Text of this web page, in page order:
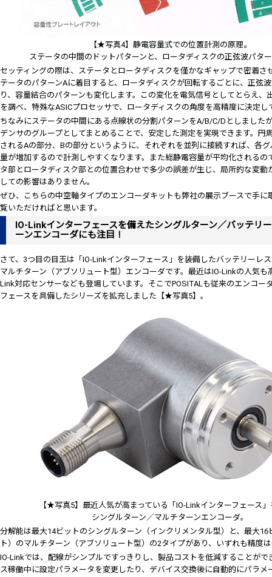
【★写真4】静電容量式での位置計測の原理。
ステータの中間のドットパターンと、ロータディスクの正弦波パタ
セッティングの際は、ステータとロータディスクを僅かなギャップで密着さ
テータのパターンAに着目すると、ロータディスクが回転するごとに、正弦
り、容量結合のパターンも変化します。この変化を電気信号としてとらえ、
を調べ、特殊なASICプロセッサで、ロータディスクの角度を高精度に決定し
ちなみにステータの中間にある点線状の分割パターンをA/B/C/Dとしました
デンサのグループとしてまとめることで、安定した測定を実現できます。円
されるAの部分、Bの部分というように、それぞれを並列に接続すれば、各
量が増加するので計測しやすくなります。また総静電容量が平均化されるの
タ部とロータディスク部との位置合わせで多少の誤差が生じ、局所的な変動
しての影響はありません。
ぜひ、こちらの中空軸タイプのエンコーダキットも弊社の展示ブースで手に
覧いただければと思います。
IO-Linkインターフェースを備えたシングルターン／バッテリ
ーンエンコーダにも注目！
さて、3つ目の目玉は「IO-Linkインターフェース」を装備したバッテリーレ
マルチターン（アブソリュート型）エンコーダです。最近はIO-Linkの人気も
Link対応センサーなども登場しています。そこでPOSITALも従来のエンコー
フェースを具備したシリーズを拡充しました【★写真5】。
【★写真5】最近人気が高まっている「IO-Linkインターフェース
シングルターン／マルチターンエンコーダ。
分解能は最大14ビットのシングルターン（インクリメンタル型）と、最大16
ト）のマルチターン（アブソリュート型）の2タイプがあり、いずれも精度
IO-Linkでは、配線がシンプルですっきりし、製品コストを低減することがで
ス稼働中に設定パラメータを変更したり、デバイス交換後に自動的にパラメ